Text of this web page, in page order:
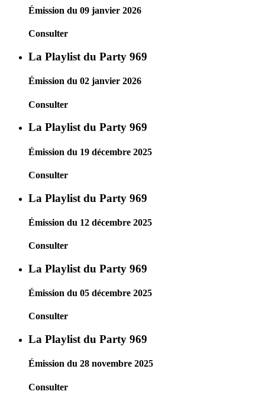
Émission du 09 janvier 2026
Consulter
La Playlist du Party 969
Émission du 02 janvier 2026
Consulter
La Playlist du Party 969
Émission du 19 décembre 2025
Consulter
La Playlist du Party 969
Émission du 12 décembre 2025
Consulter
La Playlist du Party 969
Émission du 05 décembre 2025
Consulter
La Playlist du Party 969
Émission du 28 novembre 2025
Consulter